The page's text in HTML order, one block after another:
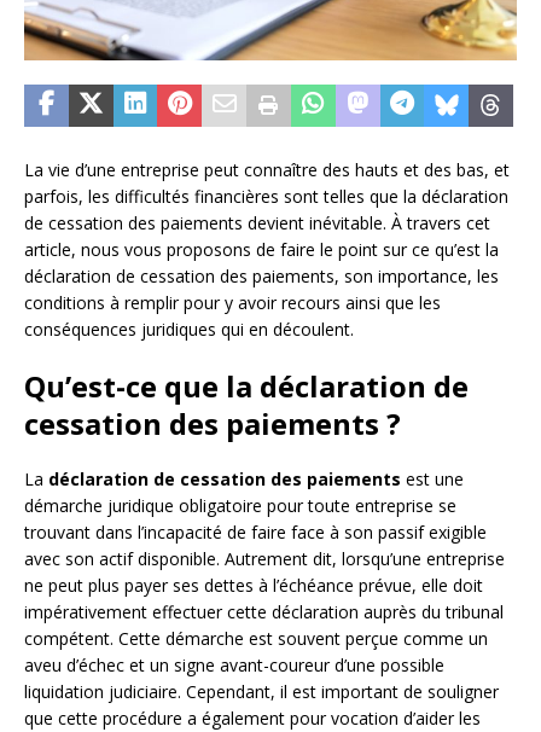
La vie d’une entreprise peut connaître des hauts et des bas, et
parfois, les difficultés financières sont telles que la déclaration
de cessation des paiements devient inévitable. À travers cet
article, nous vous proposons de faire le point sur ce qu’est la
déclaration de cessation des paiements, son importance, les
conditions à remplir pour y avoir recours ainsi que les
conséquences juridiques qui en découlent.
Qu’est-ce que la déclaration de
cessation des paiements ?
La déclaration de cessation des paiements est une
démarche juridique obligatoire pour toute entreprise se
trouvant dans l’incapacité de faire face à son passif exigible
avec son actif disponible. Autrement dit, lorsqu’une entreprise
ne peut plus payer ses dettes à l’échéance prévue, elle doit
impérativement effectuer cette déclaration auprès du tribunal
compétent. Cette démarche est souvent perçue comme un
aveu d’échec et un signe avant-coureur d’une possible
liquidation judiciaire. Cependant, il est important de souligner
que cette procédure a également pour vocation d’aider les